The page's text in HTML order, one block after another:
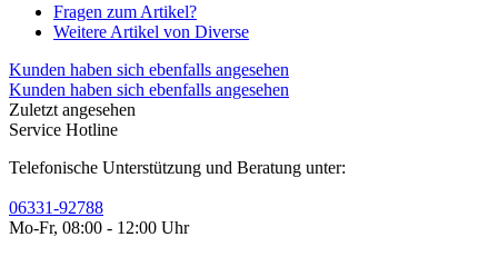
Fragen zum Artikel?
Weitere Artikel von Diverse
Kunden haben sich ebenfalls angesehen
Kunden haben sich ebenfalls angesehen
Zuletzt angesehen
Service Hotline
Telefonische Unterstützung und Beratung unter:
06331-92788
Mo-Fr, 08:00 - 12:00 Uhr